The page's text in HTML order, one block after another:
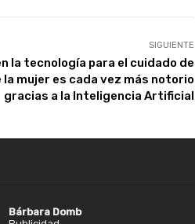
SIGUIENTE
la tecnología para el cuidado de
la mujer es cada vez más notorio
gracias a la Inteligencia Artificial
Bárbara Domb